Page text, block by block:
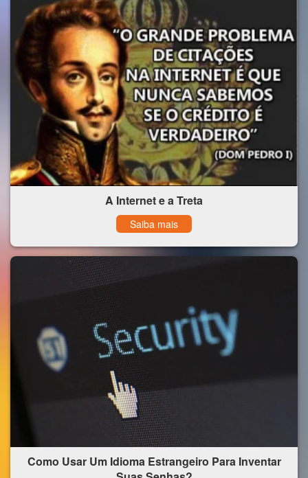
A Internet e a Treta
Saiba mais
Como Usar Um Idioma Estrangeiro Para Inventar